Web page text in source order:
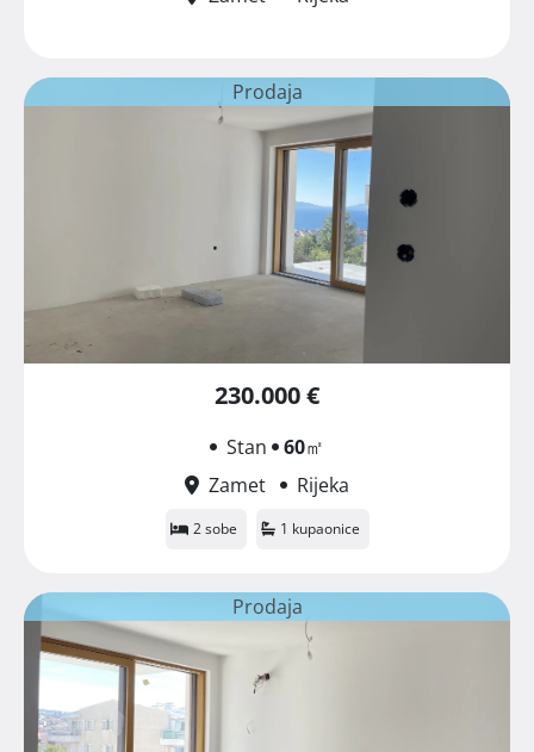
Prodaja
230.000 €
Stan 60㎡
Zamet
Rijeka
2 sobe 1 kupaonice
Prodaja